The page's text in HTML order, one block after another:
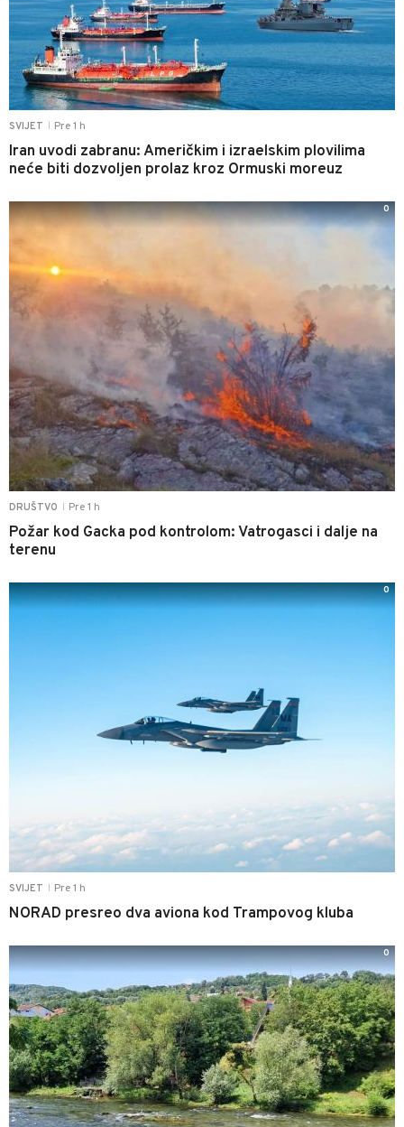
SVIJET Pre 1 h
Iran uvodi zabranu: Američkim i izraelskim plovilima
neće biti dozvoljen prolaz kroz Ormuski moreuz
DRUŠTVO Pre 1 h
Požar kod Gacka pod kontrolom: Vatrogasci i dalje na
terenu
0
SVIJET Pre 1 h
NORAD presreo dva aviona kod Trampovog kluba
0
0